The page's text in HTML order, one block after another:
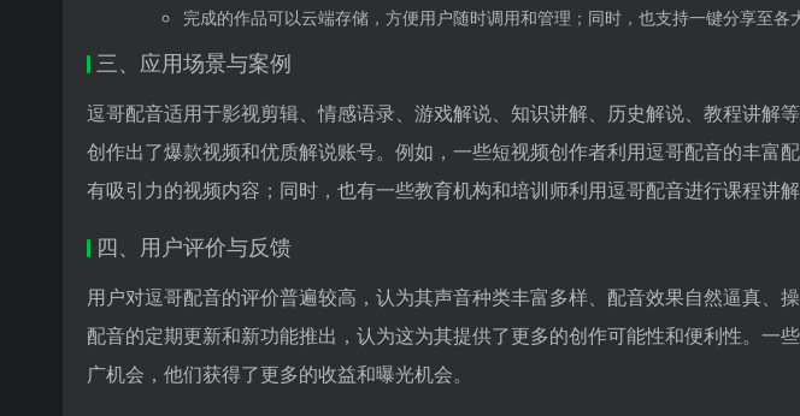
完成的作品可以云端存储，方便用户随时调用和管理；同时，也支持一键分享至各
三、应用场景与案例
逗哥配音适用于影视剪辑、情感语录、游戏解说、知识讲解、历史解说、教程讲解
创作出了爆款视频和优质解说账号。例如，一些短视频创作者利用逗哥配音的丰富
有吸引力的视频内容；同时，也有一些教育机构和培训师利用逗哥配音进行课程讲解
四、用户评价与反馈
用户对逗哥配音的评价普遍较高，认为其声音种类丰富多样、配音效果自然逼真、
配音的定期更新和新功能推出，认为这为其提供了更多的创作可能性和便利性。一
广机会，他们获得了更多的收益和曝光机会。